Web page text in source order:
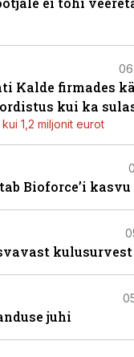
Kalde firmades
kui ka
1,2 miljonit eurot
Bioforce’i kasvu
juhi